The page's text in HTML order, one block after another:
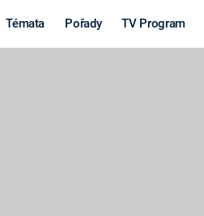
Témata Pořady TV Program